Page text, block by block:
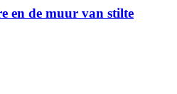
en de muur van stilte